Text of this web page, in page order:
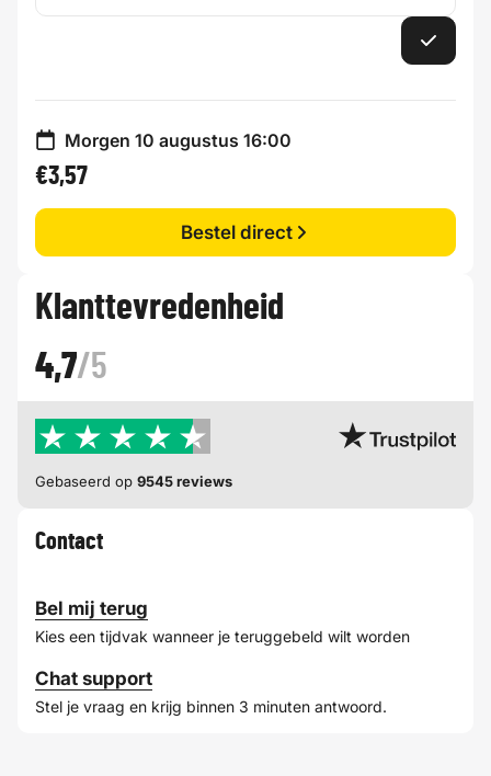
Morgen 10 augustus 16:00
€3,57
Bestel direct
Klanttevredenheid
4,7/5
Gebaseerd op 9545 reviews
Contact
Bel mij terug
Kies een tijdvak wanneer je teruggebeld wilt worden
Chat support
Stel je vraag en krijg binnen 3 minuten antwoord.